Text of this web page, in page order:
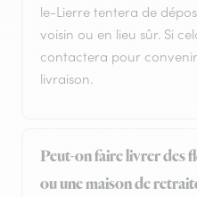
le-Lierre tentera de
voisin ou en lieu sûr. Si
contactera pour
livraison.
Peut-on faire livrer des
ou une maison de